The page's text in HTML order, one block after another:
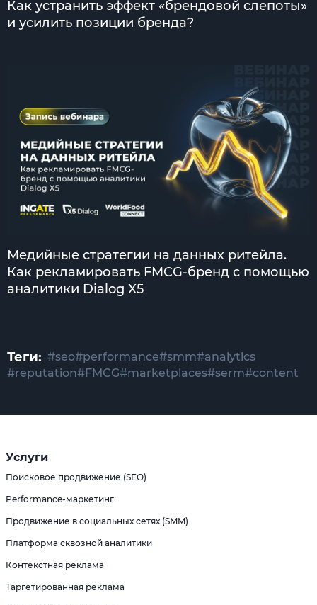
Как устранить эффект «брендовой слепоты»
и усилить позиции бренда?
Медийные стратегии на данных ритейла.
Как рекламировать FMCG-бренд с помощью
аналитики Dialog X5
Теги: #seo#performance#smm#analytics
#reputation#FMCG#marketplaces#serm#content
Услуги
Поисковое продвижение (SEO)
Performance-маркетинг
Продвижение в социальных сетях (SMM)
Платформа сквозной аналитики
Контекстная реклама
Таргетированная реклама